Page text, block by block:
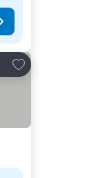
Lisää suosikkeihin